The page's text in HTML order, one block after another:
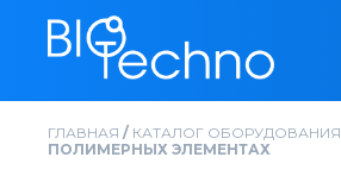
ГЛАВНАЯ / КАТАЛОГ ОБОРУДОВАНИЯ
ПОЛИМЕРНЫХ ЭЛЕМЕНТАХ